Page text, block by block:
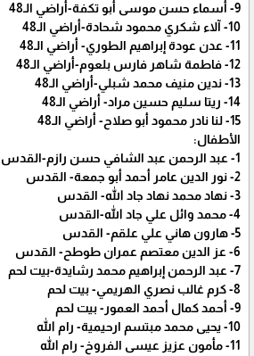
9- أسماء حسن موسى أبو تكفة-أراضي الـ48
10- آلاء شكري محمود شحادة-أراضي الـ48
11- عدن عودة إبراهيم الطوري- أراضي الـ48
12- فاطمة شاهر فارس بلعوم-أراضي الـ48
13- ندين منيف محمد شبلي-أراضي الـ48
14- ريتا سليم حسين مراد- أراضي الـ48
15- لنا نادر محمود أبو صلاح- أراضي الـ48
الأطفال:
1- عبد الرحمن عبد الشافي حسن رازم-القدس
2- نور الدين عامر أحمد أبو جمعة- القدس
3- نهاد محمد نهاد جاد الله- القدس
4- محمد وائل علي جاد الله-القدس
5- هارون هاني علي علقم- القدس
6- عز الدين معتصم عمران طوطح- القدس
7- عبد الرحمن إبراهيم محمد رشايدة-بيت لحم
8- كرم غالب نصري الهريمي- بيت لحم
9- أحمد كمال أحمد العمور- بيت لحم
10- يحيى محمد مبتسم ارحيمية- رام الله
11- مأمون عزيز عيسى الفروخ- رام الله